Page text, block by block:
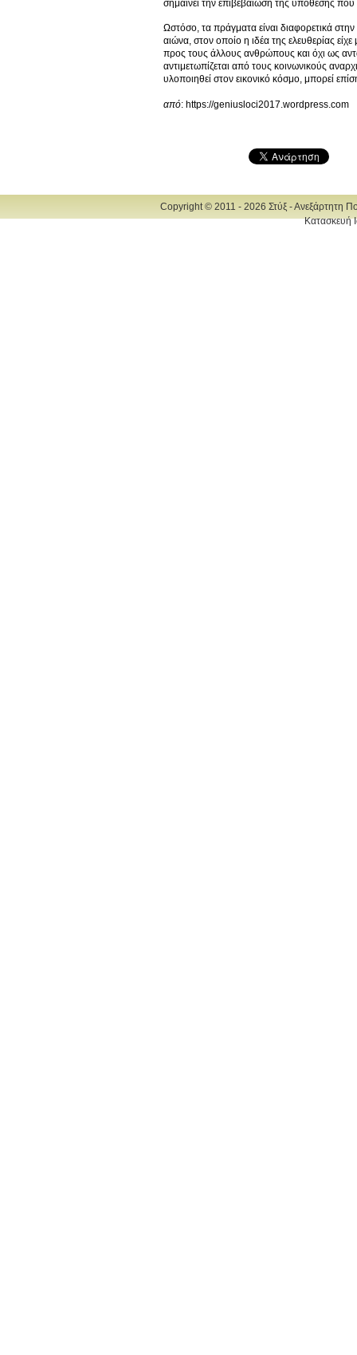
σημαίνει την επιβεβαίωση της υπόθεσης
Ωστόσο, τα πράγματα είναι διαφορετικά
αιώνα, στον οποίο η ιδέα της ελευθερίας
προς τους άλλους ανθρώπους και όχι ως
αντιμετωπίζεται από τους κοινωνικούς
υλοποιηθεί στον εικονικό κόσμο, μπορεί
από: https://geniusloci2017.wordpress.com
Copyright © 2011 - 2026 Στύξ - Ανεξάρτητη
Κατασκευή